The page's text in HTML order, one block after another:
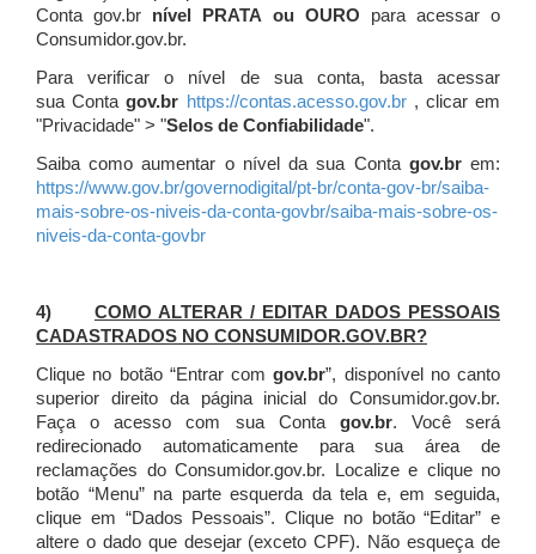
Conta gov.br nível PRATA ou OURO para acessar o
Consumidor.gov.br.
Para verificar o nível de sua conta, basta acessar
sua Contagov.br https://contas.acesso.gov.br, clicar em
"Privacidade" > "Selos de Confiabilidade".
Saiba como aumentar o nível da sua Conta gov.brem:
https://www.gov.br/governodigital/pt-br/conta-gov-br/saiba-
mais-sobre-os-niveis-da-conta-govbr/saiba-mais-sobre-os-
niveis-da-conta-govbr
4) COMO ALTERAR / EDITAR DADOS PESSOAIS
CADASTRADOS NO CONSUMIDOR.GOV.BR?
Clique no botão “Entrar comgov.br”, disponível no canto
superior direito da página inicial do Consumidor.gov.br.
Faça o acesso com sua Conta gov.br. Você será
redirecionado automaticamente para sua área de
reclamações do Consumidor.gov.br.
Localize e clique no
botão “Menu” na parte esquerda da tela e, em seguida,
clique em “Dados Pessoais”. Clique no botão “Editar” e
altere o dado que desejar (exceto CPF). Não esqueça de